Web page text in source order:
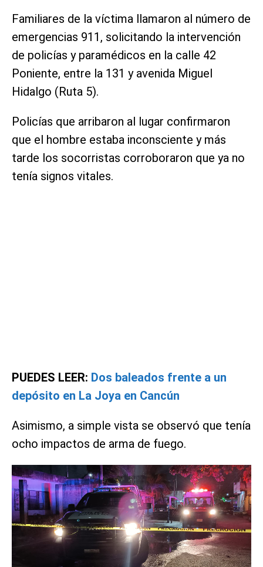
Familiares de la víctima llamaron al número de
emergencias 911, solicitando la intervención
de policías y paramédicos en la calle 42
Poniente, entre la 131 y avenida Miguel
Hidalgo (Ruta 5).
Policías que arribaron al lugar confirmaron
que el hombre estaba inconsciente y más
tarde los socorristas corroboraron que ya no
tenía signos vitales.
PUEDES LEER: Dos baleados frente a un
depósito en La Joya en Cancún
Asimismo, a simple vista se observó que tenía
ocho impactos de arma de fuego.